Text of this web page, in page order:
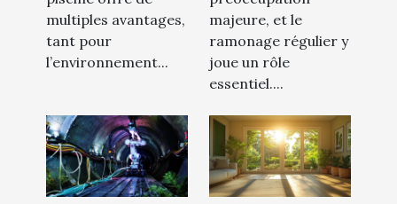
propriété?
multiples avantages,
tant pour
l’environnement...
majeure, et le
ramonage régulier y
joue un rôle
essentiel....